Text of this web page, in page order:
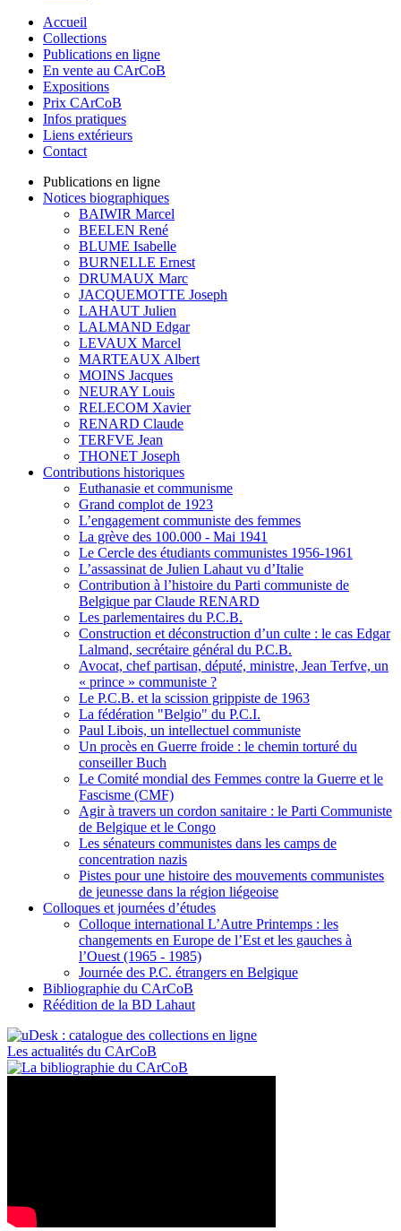
Accueil
Collections
Publications en ligne
En vente au CArCoB
Expositions
Prix CArCoB
Infos pratiques
Liens extérieurs
Contact
Publications en ligne
Notices biographiques
BAIWIR Marcel
BEELEN René
BLUME Isabelle
BURNELLE Ernest
DRUMAUX Marc
JACQUEMOTTE Joseph
LAHAUT Julien
LALMAND Edgar
LEVAUX Marcel
MARTEAUX Albert
MOINS Jacques
NEURAY Louis
RELECOM Xavier
RENARD Claude
TERFVE Jean
THONET Joseph
Contributions historiques
Euthanasie et communisme
Grand complot de 1923
L’engagement communiste des femmes
La grève des 100.000 - Mai 1941
Le Cercle des étudiants communistes 1956-1961
L’assassinat de Julien Lahaut vu d’Italie
Contribution à l’histoire du Parti communiste de
Belgique par Claude RENARD
Les parlementaires du P.C.B.
Construction et déconstruction d’un culte : le cas Edgar
Lalmand, secrétaire général du P.C.B.
Avocat, chef partisan, député, ministre, Jean Terfve, un
« prince » communiste ?
Le P.C.B. et la scission grippiste de 1963
La fédération "Belgio" du P.C.I.
Paul Libois, un intellectuel communiste
Un procès en Guerre froide : le chemin torturé du
conseiller Buch
Le Comité mondial des Femmes contre la Guerre et le
Fascisme (CMF)
Agir à travers un cordon sanitaire : le Parti Communiste
de Belgique et le Congo
Les sénateurs communistes dans les camps de
concentration nazis
Pistes pour une histoire des mouvements communistes
de jeunesse dans la région liégeoise
Colloques et journées d’études
Colloque international L’Autre Printemps : les
changements en Europe de l’Est et les gauches à
l’Ouest (1965 - 1985)
Journée des P.C. étrangers en Belgique
Bibliographie du CArCoB
Réédition de la BD Lahaut
Les actualités du CArCoB